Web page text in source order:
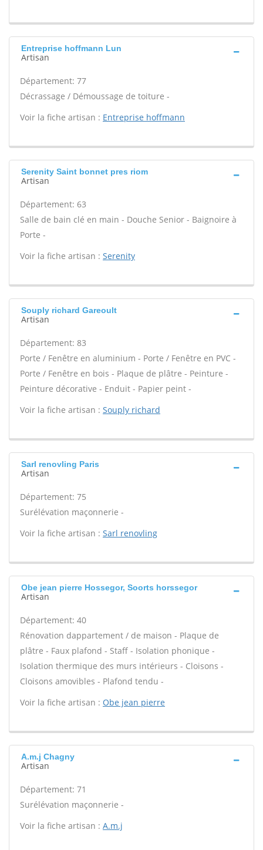
Entreprise hoffmann Lun
Artisan
Département: 77
Décrassage / Démoussage de toiture -
Voir la fiche artisan : Entreprise hoffmann
Serenity Saint bonnet pres riom
Artisan
Département: 63
Salle de bain clé en main - Douche Senior - Baignoire à
Porte -
Voir la fiche artisan : Serenity
Souply richard Gareoult
Artisan
Département: 83
Porte / Fenêtre en aluminium - Porte / Fenêtre en PVC -
Porte / Fenêtre en bois - Plaque de plâtre - Peinture -
Peinture décorative - Enduit - Papier peint -
Voir la fiche artisan : Souply richard
Sarl renovling Paris
Artisan
Département: 75
Surélévation maçonnerie -
Voir la fiche artisan : Sarl renovling
Obe jean pierre Hossegor, Soorts horssegor
Artisan
Département: 40
Rénovation dappartement / de maison - Plaque de
plâtre - Faux plafond - Staff - Isolation phonique -
Isolation thermique des murs intérieurs - Cloisons -
Cloisons amovibles - Plafond tendu -
Voir la fiche artisan : Obe jean pierre
A.m.j Chagny
Artisan
Département: 71
Surélévation maçonnerie -
Voir la fiche artisan : A.m.j